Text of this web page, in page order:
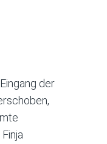
der